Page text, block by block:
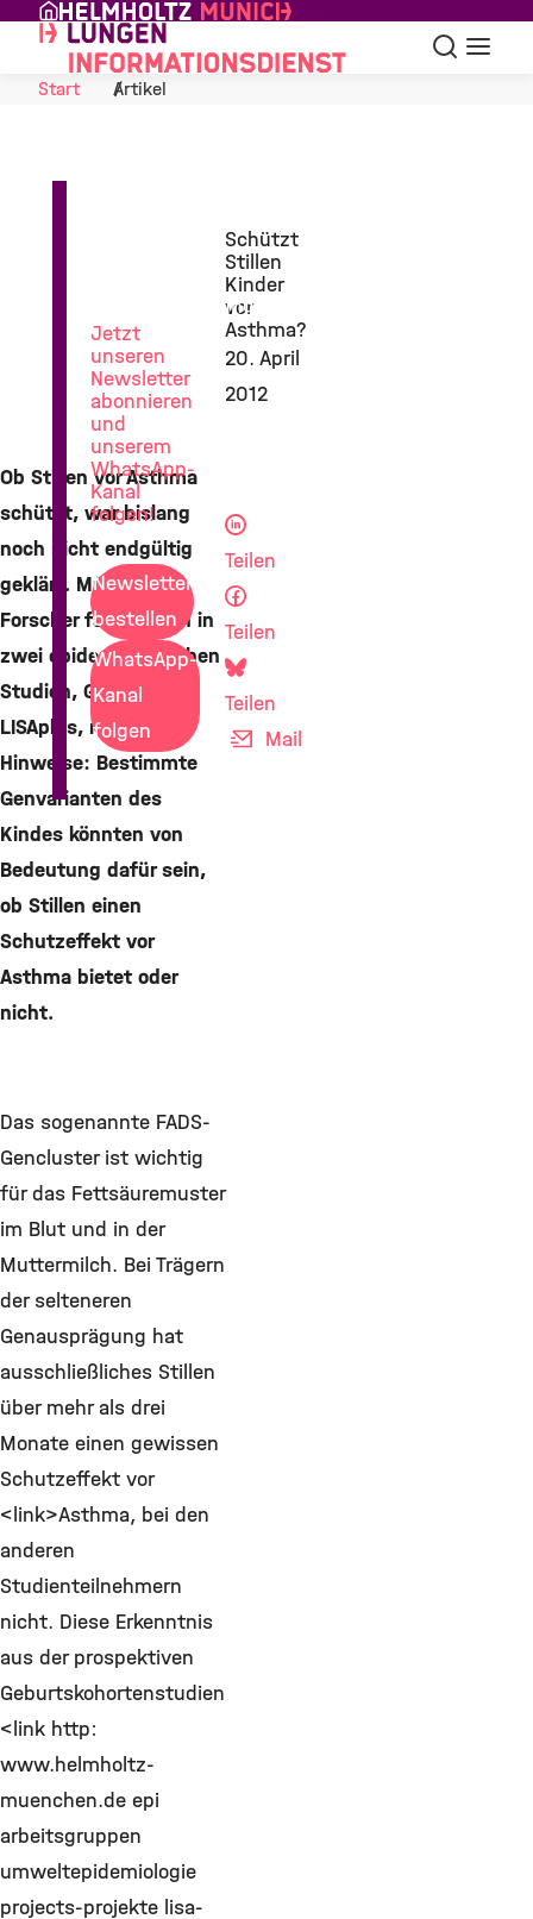
Skip to Content
Suche
Start
Artikel
Schützt
Stillen
Kinder
vor
Asthma?
20. April
2012
Ob Stillen vor Asthma
schützt, war bislang
noch nicht endgültig
geklärt. Münchner
Forscher fanden nun in
zwei epidemiologischen
Studien, GINIplus und
LISAplus, neue
Hinweise: Bestimmte
Genvarianten des
Kindes könnten von
Bedeutung dafür sein,
ob Stillen einen
Schutzeffekt vor
Asthma bietet oder
nicht.
Das sogenannte FADS-
Gencluster ist wichtig
für das Fettsäuremuster
im Blut und in der
Muttermilch. Bei Trägern
der selteneren
Genausprägung hat
ausschließliches Stillen
über mehr als drei
Monate einen gewissen
Schutzeffekt vor
<link>Asthma, bei den
anderen
Studienteilnehmern
nicht. Diese Erkenntnis
aus der prospektiven
Geburtskohortenstudien
<link http:
www.helmholtz-
muenchen.de epi
arbeitsgruppen
umweltepidemiologie
projects-projekte lisa-
Teilen
Teilen
Teilen
Mail
Lungenforschung
Jetzt
unseren
Newsletter
abonnieren
und
unserem
WhatsApp-
Kanal
folgen!
Newsletter
bestellen
WhatsApp-
Kanal
folgen